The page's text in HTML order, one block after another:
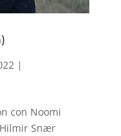
|
con Noomi
Snær